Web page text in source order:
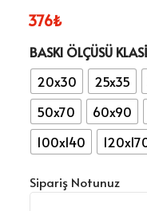
376₺
BASKI ÖLÇÜSÜ
20x30
25x35
50x70
60x90
100x140
Sipariş Notunuz